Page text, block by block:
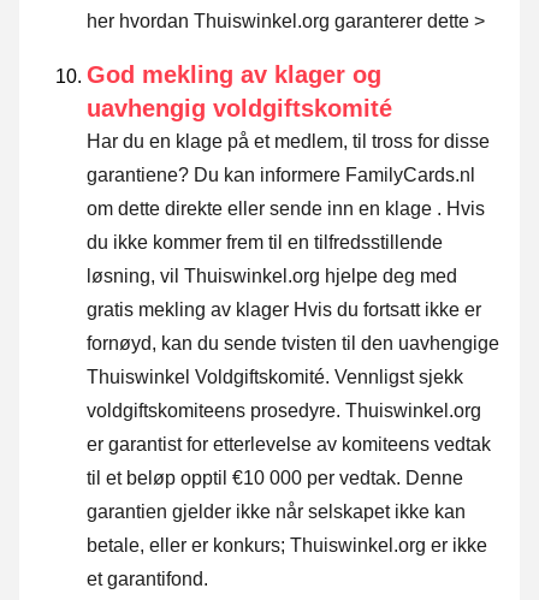
her hvordan Thuiswinkel.org garanterer dette >
God mekling av klager og
uavhengig voldgiftskomité
Har du en klage på et medlem, til tross for disse
garantiene? Du kan informere FamilyCards.nl
om dette direkte eller sende inn en klage . Hvis
du ikke kommer frem til en tilfredsstillende
løsning, vil Thuiswinkel.org hjelpe deg med
gratis mekling av klager Hvis du fortsatt ikke er
fornøyd, kan du sende tvisten til den uavhengige
Thuiswinkel Voldgiftskomité. Vennligst sjekk
voldgiftskomiteens prosedyre. Thuiswinkel.org
er garantist for etterlevelse av komiteens vedtak
til et beløp opptil €10 000 per vedtak. Denne
garantien gjelder ikke når selskapet ikke kan
betale, eller er konkurs; Thuiswinkel.org er ikke
et garantifond.